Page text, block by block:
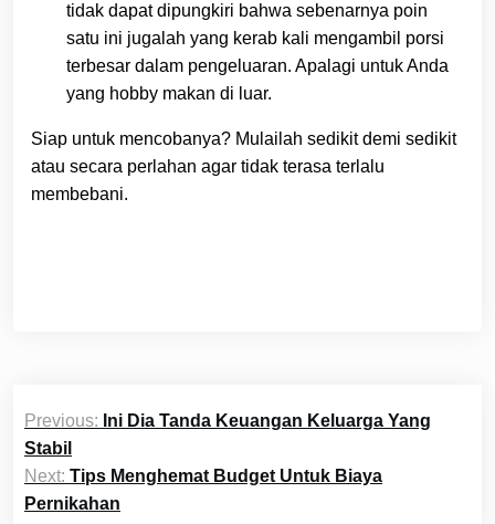
tidak dapat dipungkiri bahwa sebenarnya poin
satu ini jugalah yang kerab kali mengambil porsi
terbesar dalam pengeluaran. Apalagi untuk Anda
yang hobby makan di luar.
Siap untuk mencobanya? Mulailah sedikit demi sedikit
atau secara perlahan agar tidak terasa terlalu
membebani.
Post
navigation
Previous: Ini Dia Tanda Keuangan Keluarga Yang
Stabil
Next: Tips Menghemat Budget Untuk Biaya
Pernikahan